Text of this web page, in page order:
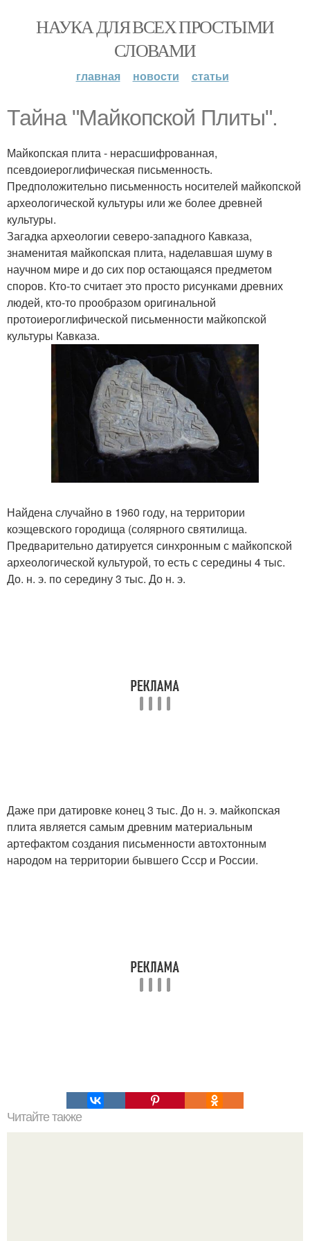
НАУКА ДЛЯ ВСЕХ ПРОСТЫМИ
СЛОВАМИ
главная новости статьи
Тайна "Майкопской Плиты".
Майкопская плита - нерасшифрованная,
псевдоиероглифическая письменность.
Предположительно письменность носителей майкопской
археологической культуры или же более древней
культуры.
Загадка археологии северо-западного Кавказа,
знаменитая майкопская плита, наделавшая шуму в
научном мире и до сих пор остающаяся предметом
споров. Кто-то считает это просто рисунками древних
людей, кто-то прообразом оригинальной
протоиероглифической письменности майкопской
культуры Кавказа.
Найдена случайно в 1960 году, на территории
коэщевского городища (солярного святилища.
Предварительно датируется синхронным с майкопской
археологической культурой, то есть с середины 4 тыс.
До. н. э. по середину 3 тыс. До н. э.
Даже при датировке конец 3 тыс. До н. э. майкопская
плита является самым древним материальным
артефактом создания письменности автохтонным
народом на территории бывшего Ссср и России.
Читайте также